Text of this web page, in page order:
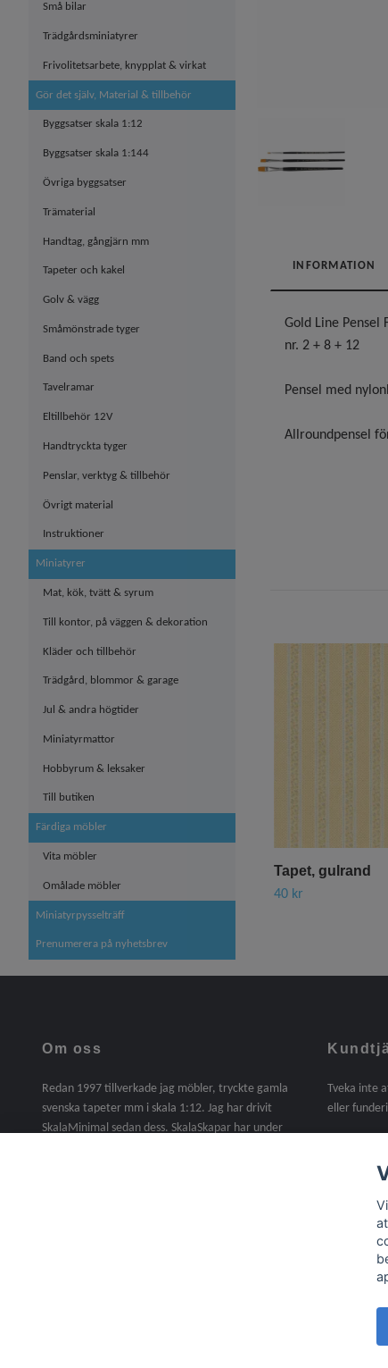
Små bilar
Trädgårdsminiatyrer
Frivolitetsarbete, knypplat & virkat
Gör det själv, Material & tillbehör
Byggsatser skala 1:12
Byggsatser skala 1:144
Övriga byggsatser
Trämaterial
Handtag, gångjärn mm
Tapeter och kakel
Golv & vägg
Småmönstrade tyger
Band och spets
Tavelramar
Eltillbehör 12V
Handtryckta tyger
Penslar, verktyg & tillbehör
Övrigt material
Instruktioner
Miniatyrer
Mat, kök, tvätt & syrum
Till kontor, på väggen & dekoration
Kläder och tillbehör
Trädgård, blommor & garage
Jul & andra högtider
Miniatyrmattor
Hobbyrum & leksaker
Till butiken
Färdiga möbler
Vita möbler
Omålade möbler
Miniatyrpysselträff
Prenumerera på nyhetsbrev
INFORMATION
Gold Line Pensel
nr. 2 + 8 + 12
Pensel med
Allroundpensel
Tapet, gulrand
40 kr
Om oss
Redan 1997 tillverkade jag möbler, tryckte gamla
svenska tapeter mm i skala 1:12. Jag har drivit
SkalaMinimal sedan dess. SkalaSkapar har under
Tveka inte
eller